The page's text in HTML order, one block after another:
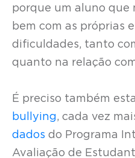
porque um aluno que
bem com as próprias
dificuldades, tanto
quanto na relação
É preciso também
bullying, cada vez
dados do Programa
Avaliação de